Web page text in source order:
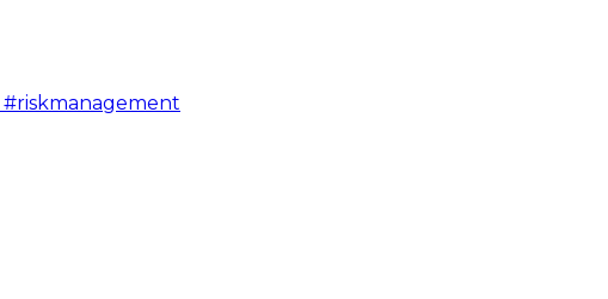
#riskmanagement